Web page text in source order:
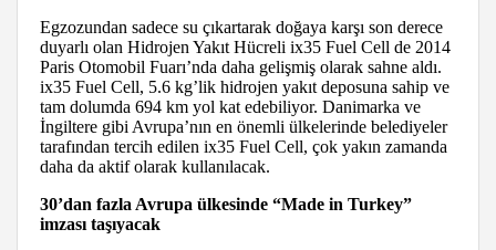
Egzozundan sadece su çıkartarak doğaya karşı son derece
duyarlı olan Hidrojen Yakıt Hücreli ix35 Fuel Cell de 2014
Paris Otomobil Fuarı’nda daha gelişmiş olarak sahne aldı.
ix35 Fuel Cell, 5.6 kg’lik hidrojen yakıt deposuna sahip ve
tam dolumda 694 km yol kat edebiliyor. Danimarka ve
İngiltere gibi Avrupa’nın en önemli ülkelerinde belediyeler
tarafından tercih edilen ix35 Fuel Cell, çok yakın zamanda
daha da aktif olarak kullanılacak.
30’dan fazla Avrupa ülkesinde “Made in Turkey”
imzası taşıyacak